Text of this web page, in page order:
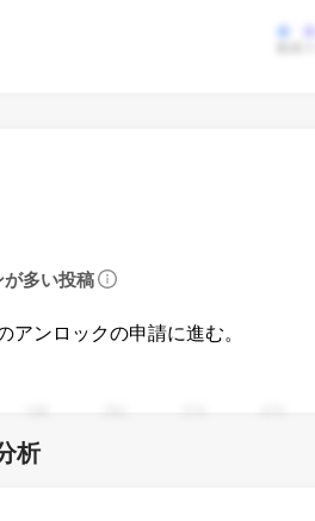
多い投稿
アンロックの申請に進む。
析